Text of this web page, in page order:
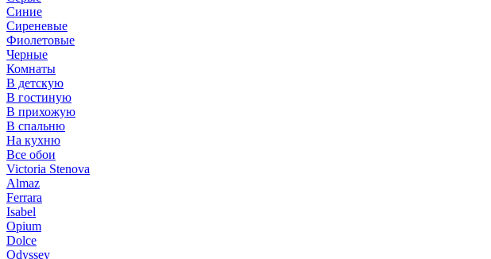
Синие
Сиреневые
Фиолетовые
Черные
Комнаты
В детскую
В гостиную
В прихожую
В спальню
На кухню
Все обои
Victoria Stenova
Almaz
Ferrara
Isabel
Opium
Dolce
Odyssey